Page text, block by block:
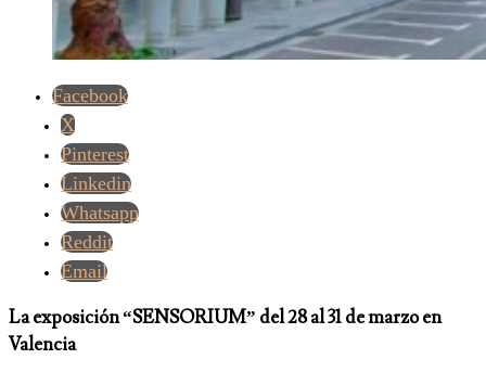
Facebook
X
Pinterest
Linkedin
Whatsapp
Reddit
Email
La exposición “SENSORIUM” del 28 al 31 de marzo en
Valencia